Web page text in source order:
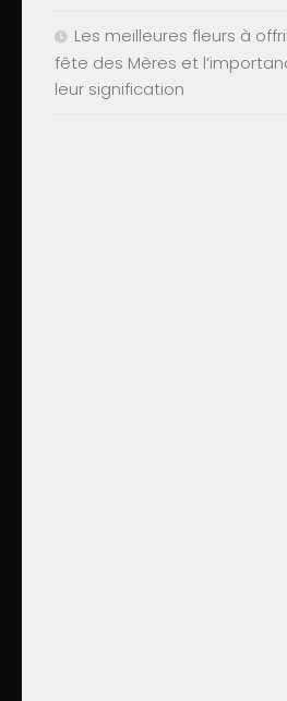
Les meilleures fleurs à
fête des Mères et
leur signification